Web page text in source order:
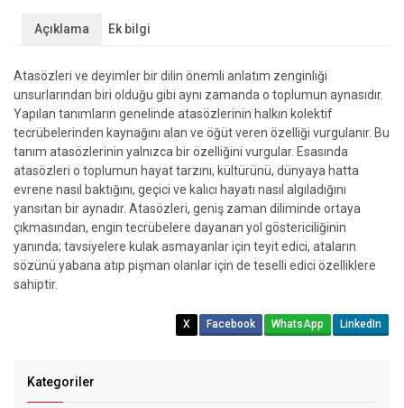
Kategoriler
Anonim
Sözü
Kitabı
(Berlin
Nüshası)
adet
Açıklama Ek bilgi
Atasözleri ve deyimler bir dilin önemli anlatım zenginliği
unsurlarından biri olduğu gibi aynı zamanda o toplumun aynasıdır.
Yapılan tanımların genelinde atasözlerinin halkın kolektif
tecrübelerinden kaynağını alan ve öğüt veren özelliği vurgulanır. Bu
tanım atasözlerinin yalnızca bir özelliğini vurgular. Esasında
atasözleri o toplumun hayat tarzını, kültürünü, dünyaya hatta
evrene nasıl baktığını, geçici ve kalıcı hayatı nasıl algıladığını
yansıtan bir aynadır. Atasözleri, geniş zaman diliminde ortaya
çıkmasından, engin tecrübelere dayanan yol göstericiliğinin
yanında; tavsiyelere kulak asmayanlar için teyit edici, ataların
sözünü yabana atıp pişman olanlar için de teselli edici özelliklere
sahiptir.
X Facebook WhatsApp LinkedIn